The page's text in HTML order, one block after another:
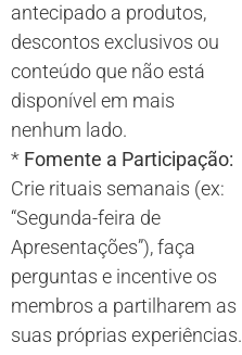
antecipado a produtos,
descontos exclusivos ou
conteúdo que não está
disponível em mais
nenhum lado.
* Fomente a Participação:
Crie rituais semanais (ex:
“Segunda-feira de
Apresentações”), faça
perguntas e incentive os
membros a partilharem as
suas próprias experiências.